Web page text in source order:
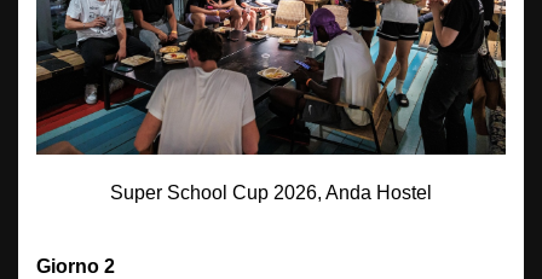
Super School Cup 2026, Anda Hostel
Giorno 2